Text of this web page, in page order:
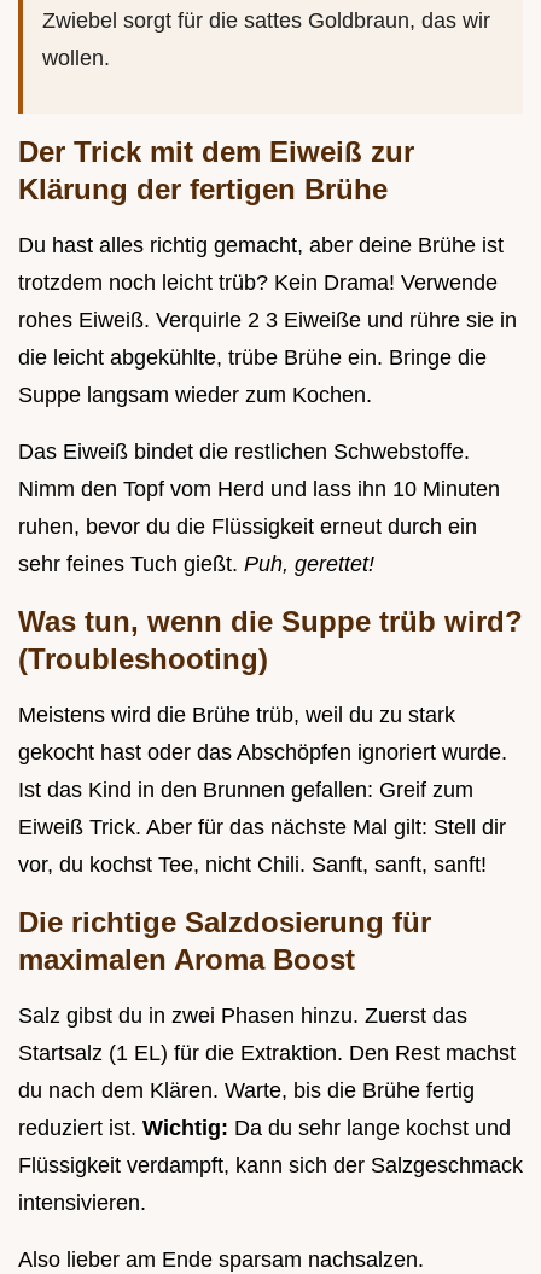
Zwiebel sorgt für die sattes Goldbraun, das wir
wollen.
Der Trick mit dem Eiweiß zur
Klärung der fertigen Brühe
Du hast alles richtig gemacht, aber deine Brühe ist
trotzdem noch leicht trüb? Kein Drama! Verwende
rohes Eiweiß. Verquirle 2 3 Eiweiße und rühre sie in
die leicht abgekühlte, trübe Brühe ein. Bringe die
Suppe langsam wieder zum Kochen.
Das Eiweiß bindet die restlichen Schwebstoffe.
Nimm den Topf vom Herd und lass ihn 10 Minuten
ruhen, bevor du die Flüssigkeit erneut durch ein
sehr feines Tuch gießt. Puh, gerettet!
Was tun, wenn die Suppe trüb wird?
(Troubleshooting)
Meistens wird die Brühe trüb, weil du zu stark
gekocht hast oder das Abschöpfen ignoriert wurde.
Ist das Kind in den Brunnen gefallen: Greif zum
Eiweiß Trick. Aber für das nächste Mal gilt: Stell dir
vor, du kochst Tee, nicht Chili. Sanft, sanft, sanft!
Die richtige Salzdosierung für
maximalen Aroma Boost
Salz gibst du in zwei Phasen hinzu. Zuerst das
Startsalz (1 EL) für die Extraktion. Den Rest machst
du nach dem Klären. Warte, bis die Brühe fertig
reduziert ist. Wichtig: Da du sehr lange kochst und
Flüssigkeit verdampft, kann sich der Salzgeschmack
intensivieren.
Also lieber am Ende sparsam nachsalzen.